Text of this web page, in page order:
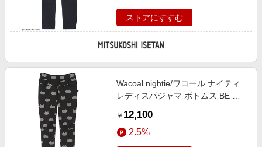
ストアにすすむ
Wacoal nightie/ワコール ナイティ
レディスパジャマ ボトムス BE ル
￥ 12,100
2.5%